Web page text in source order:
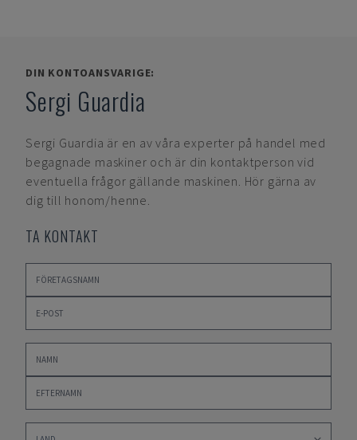
DIN KONTOANSVARIGE:
Sergi Guardia
Sergi Guardia är en av våra experter på handel med
begagnade maskiner och är din kontaktperson vid
eventuella frågor gällande maskinen. Hör gärna av
dig till honom/henne.
TA KONTAKT